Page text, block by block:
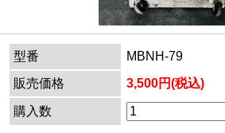
型番
MBNH-79
販売価格
3,500円(税込)
購入数